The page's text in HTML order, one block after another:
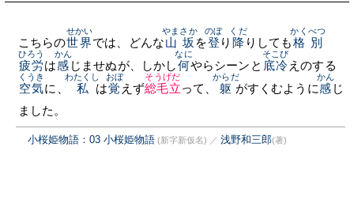
こちらの世界
せかい
では、どんな山坂
やまさか
を登
のぼ
り 降
くだ
りしても格別
かくべつ
疲労
ひろう
は感
かん
じませぬが、しかし何
なに
やらシーンと 底冷
そこび
えのする
空気
くうき
に、 私
わたくし
は覚
おぼ
えず総毛立
そうげだ
って、 躯
からだ
がすくむように感
かん
じ
ました。
小桜姫物語：03 小桜姫物語 (新字新仮名) ／ 浅野和三郎(著)